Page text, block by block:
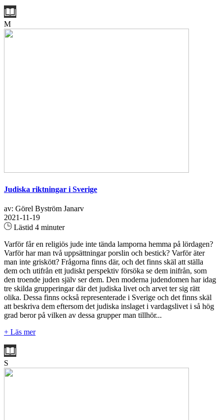
M
Judiska riktningar i Sverige
av: Görel Byström Janarv
2021-11-19
Lästid 4 minuter
Varför får en religiös jude inte tända lamporna hemma på lördagen?
Varför har man två uppsättningar porslin och bestick? Varför äter
man inte griskött? Frågorna finns där, och det finns skäl att ställa
dem och utifrån ett judiskt perspektiv försöka se dem inifrån, som
den troende juden själv ser dem. Den moderna judendomen har idag
tre skilda grupperingar där det judiska livet och arvet ter sig rätt
olika. Dessa finns också representerade i Sverige och det finns skäl
att beskriva dem eftersom det judiska inslaget i vardagslivet i så hög
grad beror på vilken av dessa grupper man tillhör...
+ Läs mer
S